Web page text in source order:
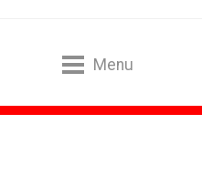
Menu